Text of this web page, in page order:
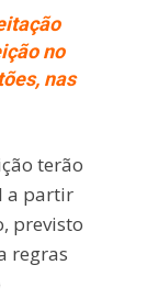
no
nas
terão
a partir
previsto
regras